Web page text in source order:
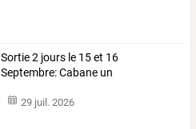
Sortie 2 jours le 15 et 16
Septembre: Cabane un
29 juil. 2026